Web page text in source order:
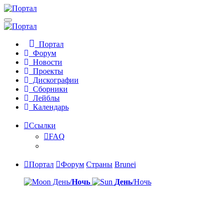
Портал
Форум
Новости
Проекты
Дискографии
Сборники
Лейблы
Календарь
Ссылки
FAQ
Портал Форум Страны Brunei
День/Ночь День/Ночь